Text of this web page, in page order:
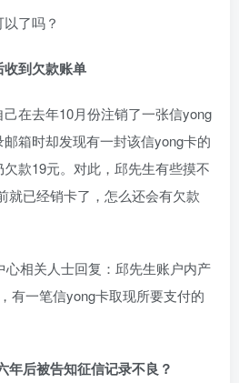
了吗？
到欠款账单
在去年10月份注销了一张信yong
箱时却发现有一封该信yong卡的
款19元。对此，邱先生有些摸不
就已经销卡了，怎么还会有欠款
相关人士回复：邱先生账户内产
有一笔信yong卡取现所要支付的
后被告知征信记录不良？